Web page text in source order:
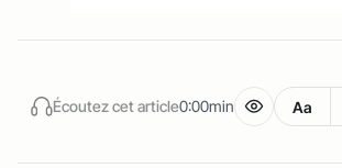
Écoutez cet article0:00min Aa